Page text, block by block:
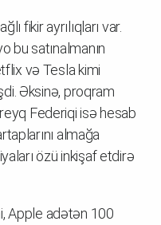
fikir ayrılıqları var.
bu satınalmanın
və Tesla kimi
Əksinə, proqram
Federiqi isə hesab
almağa
özü inkişaf etdirə
Apple adətən 100